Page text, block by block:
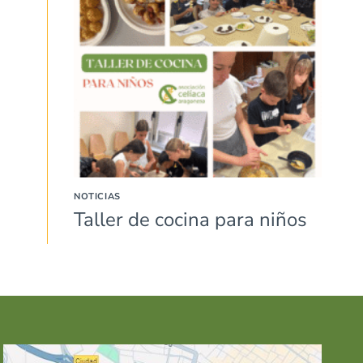
NOTICIAS
Taller de cocina para niños